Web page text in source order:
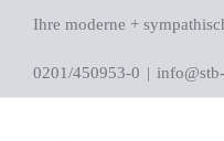
Zum
springen
Ihre moderne +
0201/450953-0 |